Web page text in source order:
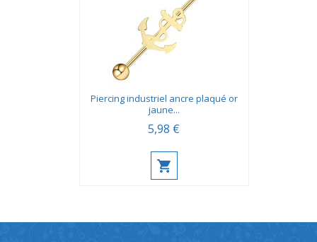
Piercing industriel ancre plaqué or
jaune...
5,98 €